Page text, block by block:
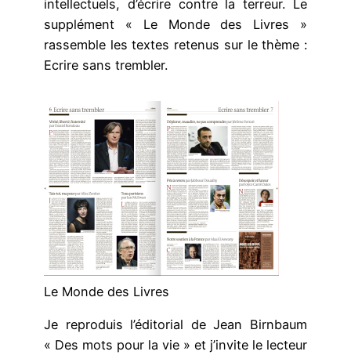
intellectuels, d’écrire contre la terreur. Le
supplément « Le Monde des Livres »
rassemble les textes retenus sur le thème :
Ecrire sans trembler.
Le Monde des Livres
Je reproduis l’éditorial de Jean Birnbaum
« Des mots pour la vie » et j’invite le lecteur